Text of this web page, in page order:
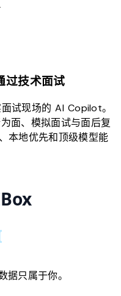
过技术面试
试现场的 AI Copilot。
面、模拟面试与面后复
本地优先和顶级模型能
只属于你。